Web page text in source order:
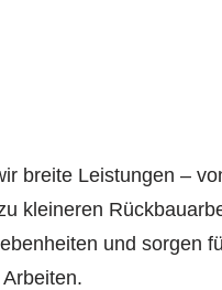
breite Leistungen –
kleineren
und sorgen